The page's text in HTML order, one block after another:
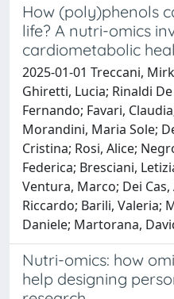
How (poly)phenols
life? A nutri-omics
cardiometabolic
2025-01-01 Treccani,
Ghiretti, Lucia; Rinaldi
Fernando; Favari,
Morandini, Maria Sole;
Cristina; Rosi, Alice;
Federica; Bresciani,
Ventura, Marco; Dei
Riccardo; Barili, Valeria;
Daniele; Martorana,
Nutri-omics: how
help designing